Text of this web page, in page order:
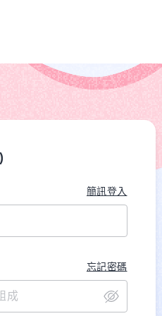
簡訊登入
忘記密碼